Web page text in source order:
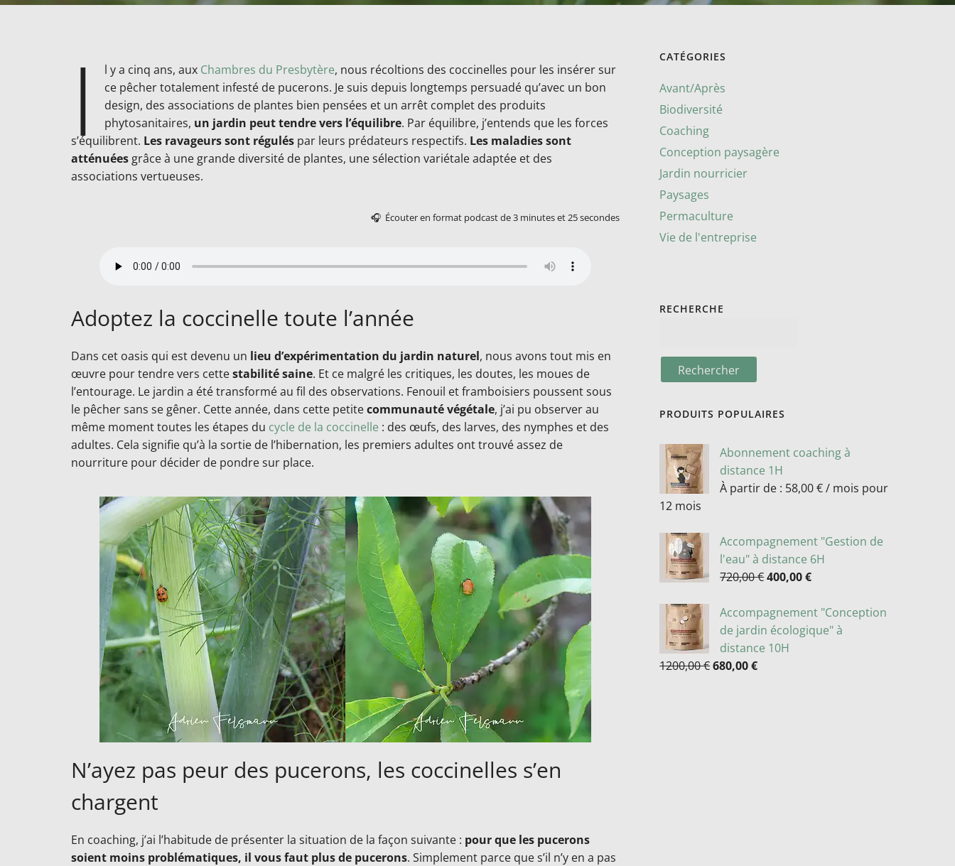
I l y a cinq ans, aux Chambres du Presbytère, nous récoltions des coccinelles pour les insérer sur
ce pêcher totalement infesté de pucerons. Je suis depuis longtemps persuadé qu’avec un bon
design, des associations de plantes bien pensées et un arrêt complet des produits
phytosanitaires, un jardin peut tendre vers l’équilibre. Par équilibre, j’entends que les forces
s’équilibrent. Les ravageurs sont régulés par leurs prédateurs respectifs. Les maladies sont
atténuées grâce à une grande diversité de plantes, une sélection variétale adaptée et des
associations vertueuses.
🎧 Écouter en format podcast de 3 minutes et 25 secondes
Adoptez la coccinelle toute l’année
Dans cet oasis qui est devenu un lieu d’expérimentation du jardin naturel, nous avons tout mis en
œuvre pour tendre vers cettestabilité saine. Et ce malgré les critiques, les doutes, les moues de
l’entourage. Le jardin a été transformé au fil des observations. Fenouil et framboisiers poussent sous
le pêcher sans se gêner. Cette année, dans cette petitecommunauté végétale, j’ai pu observer au
même moment toutes les étapes du cycle de la coccinelle : des œufs, des larves, des nymphes et des
adultes. Cela signifie qu’à la sortie de l’hibernation, les premiers adultes ont trouvé assez de
nourriture pour décider de pondre sur place.
N’ayez pas peur des pucerons, les coccinelles s’en
chargent
En coaching, j’ai l’habitude de présenter la situation de la façon suivante : pour que les pucerons
soient moins problématiques, il vous faut plus de pucerons. Simplement parce que s’il n’y en a pas
CATÉGORIES
Avant/Après
Biodiversité
Coaching
Conception paysagère
Jardin nourricier
Paysages
Permaculture
Vie de l'entreprise
RECHERCHE
PRODUITS POPULAIRES
Abonnement coaching à
distance 1H
À partir de : 58,00€/ mois pour
12 mois
Accompagnement "Gestion de
l'eau" à distance 6H
720,00€400,00€
Accompagnement "Conception
de jardin écologique" à
distance 10H
1200,00€680,00€